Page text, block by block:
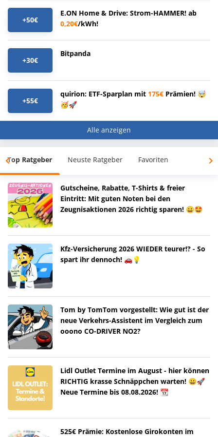
+50€
E.ON Home & Drive: Strom-HAMMER! ab
0,20€/kWh!
+30€
Bitpanda
+55€
quirion: ETF-Sparplan mit 175€ Prämien! 🤯
🥳🚀
Alle anzeigen
Top Ratgeber Neuste Ratgeber Favoriten
Gutscheine, Rabatte, T-Shirts & freier
Eintritt: Mit guten Noten bei den
Zeugnisaktionen 2026 richtig sparen! 😀🤩
Kfz-Versicherung 2026 WIEDER teurer!? - So
spart ihr dennoch! 🚗💡
Tom by TomTom vorgestellt: Wie gut ist der
neue Verkehrs-Assistent im Vergleich zum
ooono CO-DRIVER NO2?
Lidl Outlet Termine im August - hier können
RICHTIG krasse Schnäppchen warten! 😀🚀
Neue Termine bis 08.08.2026! 📆
525€ Prämie: Kostenlose Girokonten im